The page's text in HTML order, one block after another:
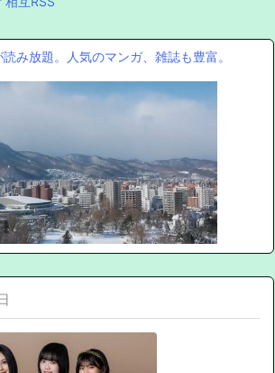
み放題。人気のマンガ、雑誌も豊富。